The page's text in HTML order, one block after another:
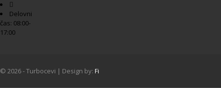
Delovni
čas: 08:00-
17:00
© 2026 - Turbocevi | Design by: Fi